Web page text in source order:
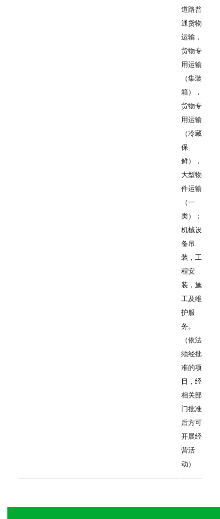
道路普
通货物
运输，
货物专
用运输
（集装
箱），
货物专
用运输
（冷藏
保
鲜），
大型物
件运输
（一
类）；
机械设
备吊
装，工
程安
装，施
工及维
护服
务。
（依法
须经批
准的项
目，经
相关部
门批准
后方可
开展经
营活
动）